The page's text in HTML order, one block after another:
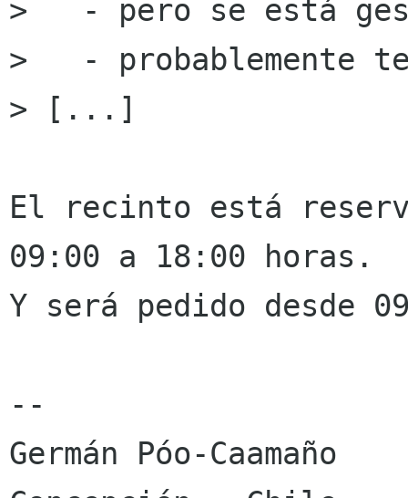
>   - pero se está
>   - probablemente
> [...]
El recinto está
09:00 a 18:00 horas.
Y será pedido desde
--
Germán Póo-Caamaño